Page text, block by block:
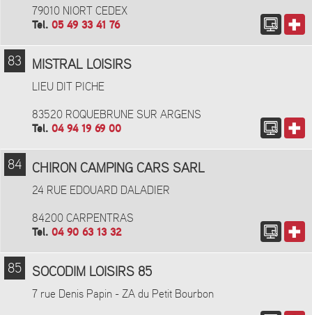
79010 NIORT CEDEX
Tel. 05 49 33 41 76
83 MISTRAL LOISIRS
LIEU DIT PICHE
83520 ROQUEBRUNE SUR ARGENS
Tel. 04 94 19 69 00
84 CHIRON CAMPING CARS SARL
24 RUE EDOUARD DALADIER
84200 CARPENTRAS
Tel. 04 90 63 13 32
85 SOCODIM LOISIRS 85
7 rue Denis Papin - ZA du Petit Bourbon